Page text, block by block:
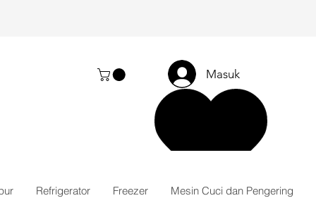
Masuk
Refrigerator Freezer Mesin Cuci dan Pengering